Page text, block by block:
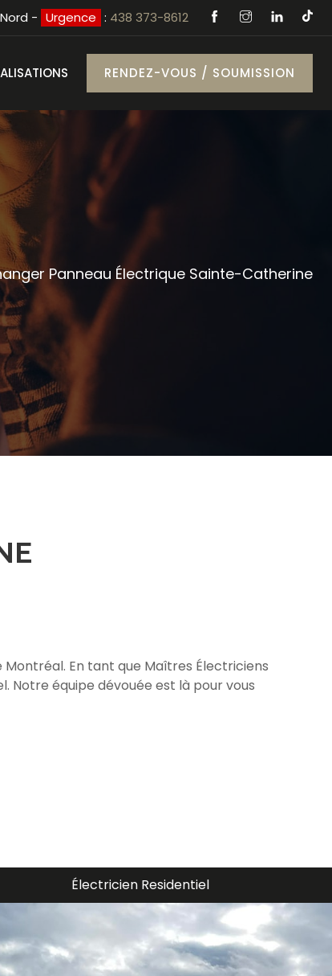
- Urgence : 438 373-8612
RENDEZ-VOUS / SOUMISSION
Panneau Électrique Sainte-Catherine
En tant que Maîtres Électriciens
Notre équipe dévouée est là pour vous
Électricien Piscine